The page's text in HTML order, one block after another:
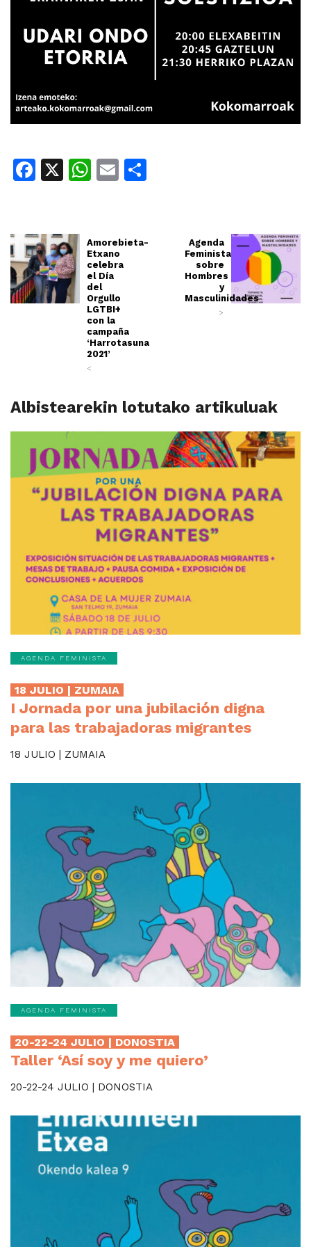
Facebook
X WhatsApp
Email
Amorebieta-
Etxano
celebra
el Día
del
Orgullo
LGTBI+
con la
campaña
‘Harrotasuna
2021’
<
Agenda
Feminista
sobre
Hombres
y
Masculinidades
>
Albistearekin lotutako artikuluak
AGENDA FEMINISTA
18 JULIO | ZUMAIA
I Jornada por una jubilación digna
para las trabajadoras migrantes
18 JULIO | ZUMAIA
AGENDA FEMINISTA
20-22-24 JULIO | DONOSTIA
Taller ‘Así soy y me quiero’
20-22-24 JULIO | DONOSTIA